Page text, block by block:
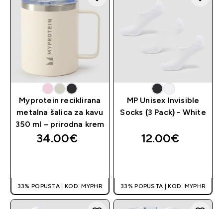
Myprotein reciklirana
metalna šalica za kavu
350 ml – prirodna krem
34.00€‎
33% POPUSTA | KOD: MYPHR
MP Unisex Invisible
Socks (3 Pack) - White
12.00€‎
33% POPUSTA | KOD: MYPHR